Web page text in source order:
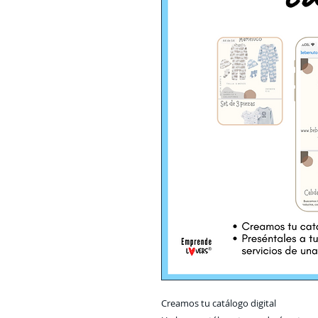
Creamos tu catálogo digital